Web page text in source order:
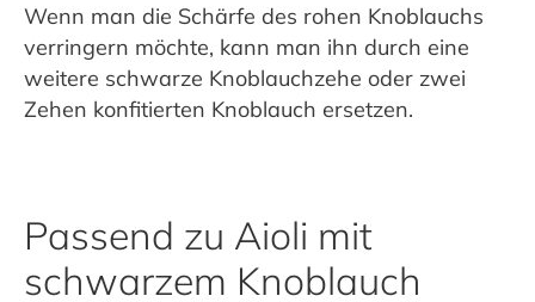
Wenn man die Schärfe des rohen Knoblauchs
verringern möchte, kann man ihn durch eine
weitere schwarze Knoblauchzehe oder zwei
Zehen konfitierten Knoblauch ersetzen.
Passend zu Aioli mit
schwarzem Knoblauch